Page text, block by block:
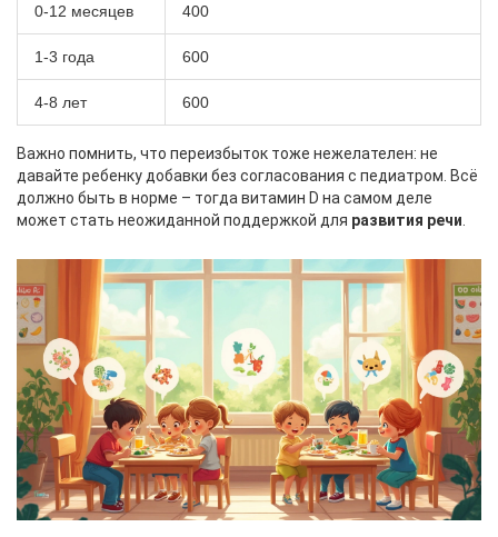
0-12 месяцев 400
1-3 года 600
4-8 лет 600
Важно помнить, что переизбыток тоже нежелателен: не
давайте ребенку добавки без согласования с педиатром. Всё
должно быть в норме – тогда витамин D на самом деле
может стать неожиданной поддержкой для развития речи